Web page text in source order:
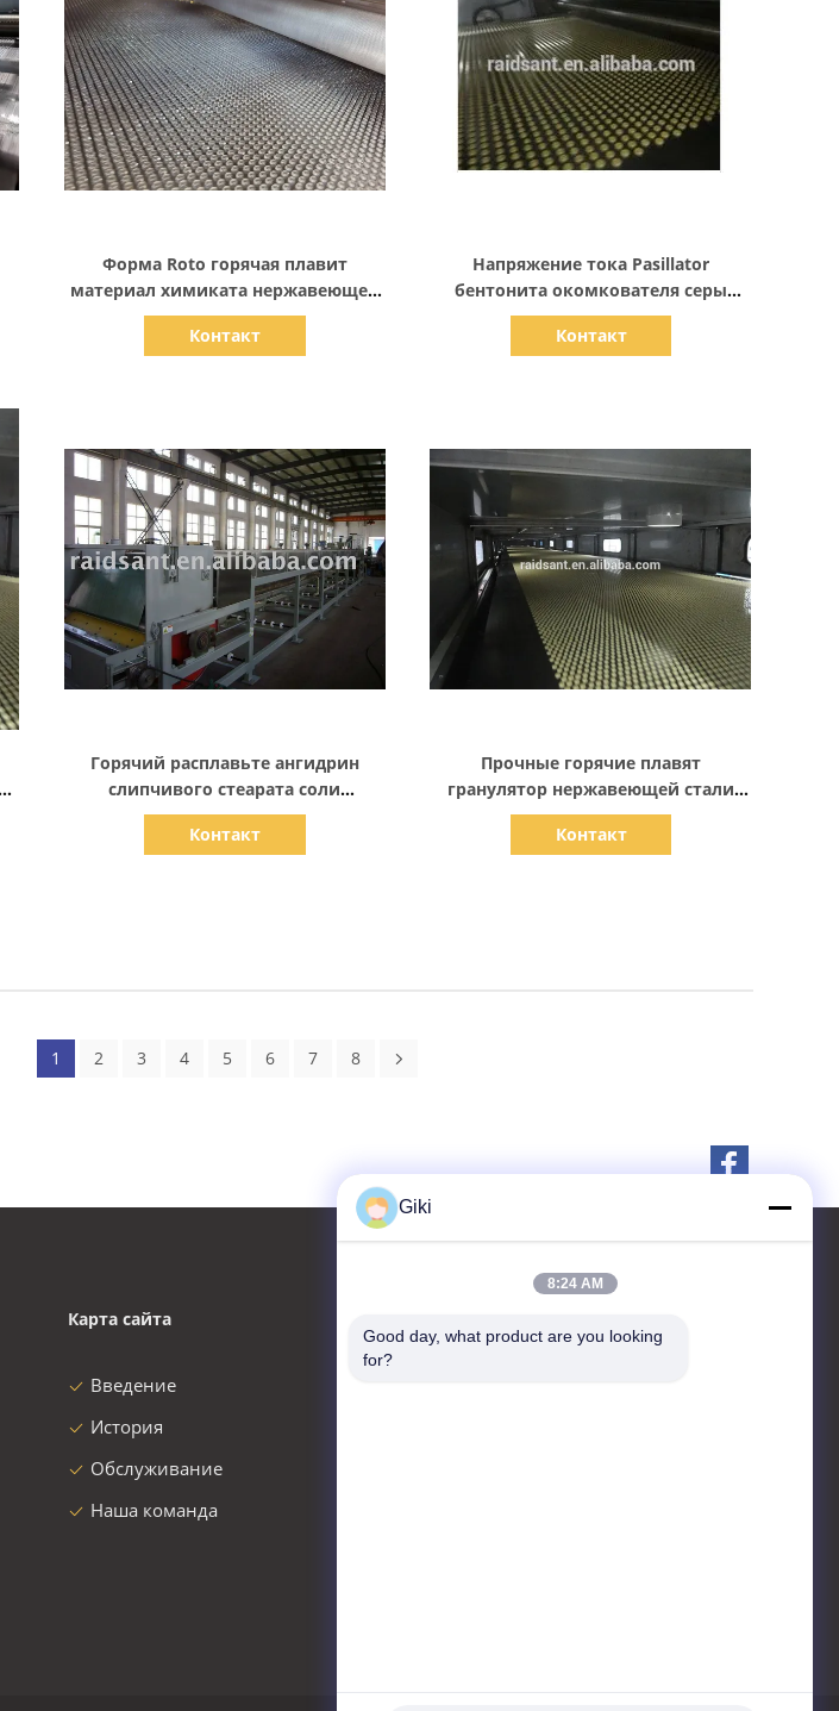
Форма Roto горячая плавит
материал химиката нержавеющей
стали машины зерна клея зерения
Контакт
Напряжение тока Pasillator
бентонита окомкователя серы
гранулятора бентонита
изготовленное на заказ
Контакт
Горячий расплавьте ангидрин
слипчивого стеарата соли
установки гранулятора легкого
Trimellitic
Контакт
Прочные горячие плавят
гранулятор нержавеющей стали
окомкователя зерения резиновый
вспомогательный
Контакт
1 2 3 4 5 6 7 8
Карта сайта
Введение
История
Обслуживание
Наша команда
Giki
8:24 AM
Good day, what product are you looking
for?